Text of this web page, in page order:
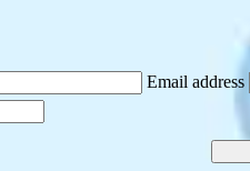
Email address